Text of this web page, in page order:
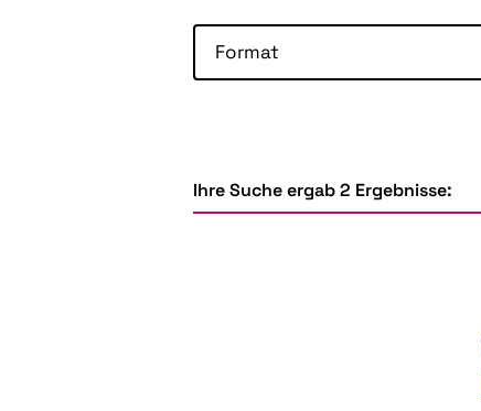
Format
Ihre Suche ergab 2 Ergebnisse: